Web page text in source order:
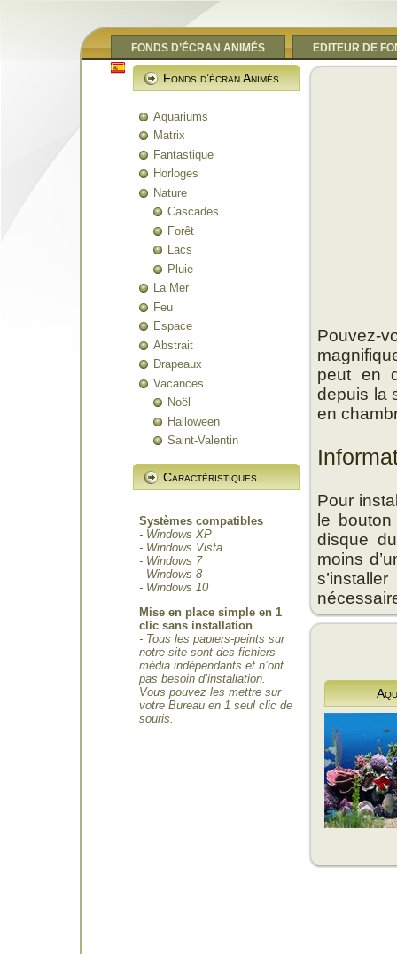
FONDS D’ÉCRAN ANIMÉS EDITEUR DE
Fonds d’écran Animés
Aquariums
Matrix
Fantastique
Horloges
Nature
Cascades
Forêt
Lacs
Pluie
La Mer
Feu
Espace
Abstrait
Drapeaux
Vacances
Noël
Halloween
Saint-Valentin
Caractéristiques
Systèmes compatibles
- Windows XP
- Windows Vista
- Windows 7
- Windows 8
- Windows 10
Mise en place simple en 1
clic sans installation
- Tous les papiers-peints sur
notre site sont des fichiers
média indépendants et n’ont
pas besoin d’installation.
Vous pouvez les mettre sur
votre Bureau en 1 seul clic de
souris.
Pouvez-
peut en
depuis la
en
Pour
le
disque
moins